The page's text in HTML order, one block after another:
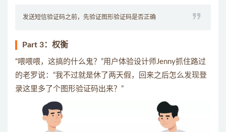
发送短信验证码之前，先验证图形验证码是否正确
Part 3：权衡
“喂喂喂，这搞的什么鬼？”用户体验设计师Jenny抓住路过
的老罗说：“我不过就是休了两天假，回来之后怎么发现登
录这里多了个图形验证码出来？”